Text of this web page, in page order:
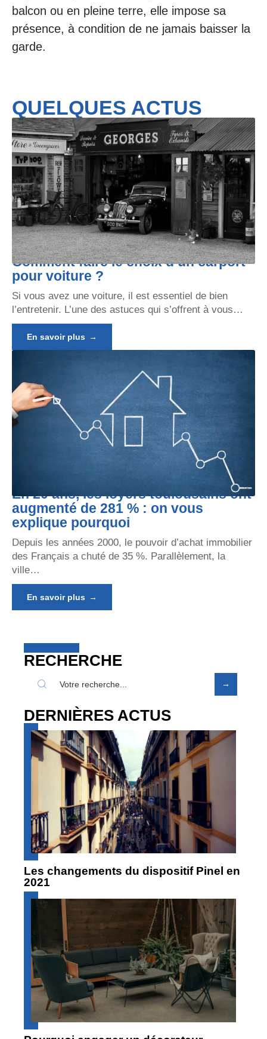
balcon ou en pleine terre, elle impose sa
présence, à condition de ne jamais baisser la
garde.
QUELQUES ACTUS
Comment faire le choix d’un carport
pour voiture ?
Si vous avez une voiture, il est essentiel de bien
l’entretenir. L’une des astuces qui s’offrent à vous…
En savoir plus
En 20 ans, les loyers toulousains ont
augmenté de 281 % : on vous
explique pourquoi
Depuis les années 2000, le pouvoir d’achat immobilier
des Français a chuté de 35 %. Parallèlement, la
ville…
En savoir plus
RECHERCHE
DERNIÈRES ACTUS
Les changements du dispositif Pinel en
2021